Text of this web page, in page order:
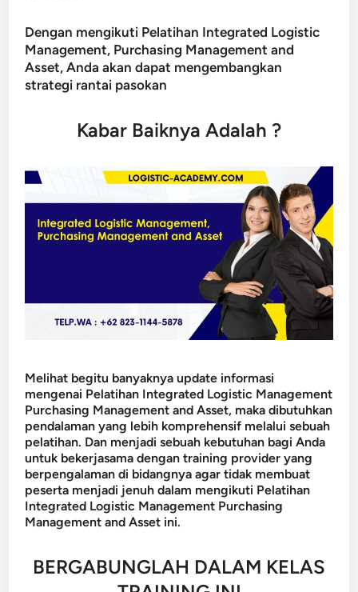
Dengan mengikuti Pelatihan Integrated Logistic
Management, Purchasing Management and
Asset, Anda akan dapat mengembangkan
strategi rantai pasokan
Kabar Baiknya Adalah ?
Melihat begitu banyaknya update informasi
mengenai Pelatihan Integrated Logistic Management
Purchasing Management and Asset, maka dibutuhkan
pendalaman yang lebih komprehensif melalui sebuah
pelatihan. Dan menjadi sebuah kebutuhan bagi Anda
untuk bekerjasama dengan training provider yang
berpengalaman di bidangnya agar tidak membuat
peserta menjadi jenuh dalam mengikuti Pelatihan
Integrated Logistic Management Purchasing
Management and Asset ini.
BERGABUNGLAH DALAM KELAS